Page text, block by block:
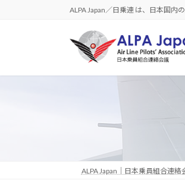
へ
ョ
ALPA Japan／日乗連 は、日本国内
ALPA Japan｜日本乗員組合連絡